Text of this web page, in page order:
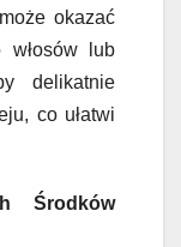
okazać
włosów lub
delikatnie
co ułatwi
Środków